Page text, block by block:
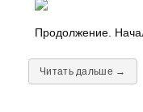
Продолжение.
Читать дальше →